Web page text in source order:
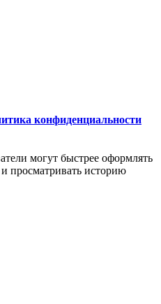
конфиденциальности
могут быстрее оформлять
и просматривать историю